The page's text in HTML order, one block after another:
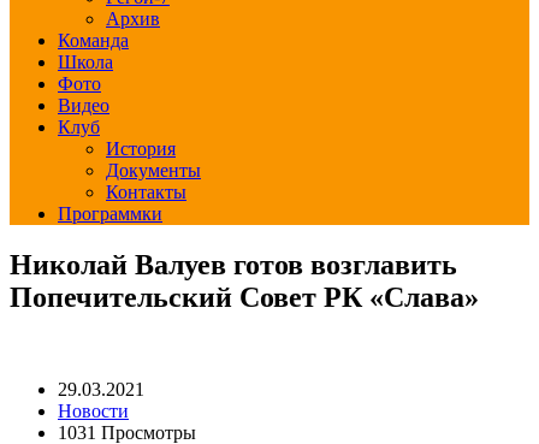
Архив
Команда
Школа
Фото
Видео
Клуб
История
Документы
Контакты
Программки
Николай Валуев готов возглавить
Попечительский Совет РК «Слава»
29.03.2021
Новости
1031 Просмотры